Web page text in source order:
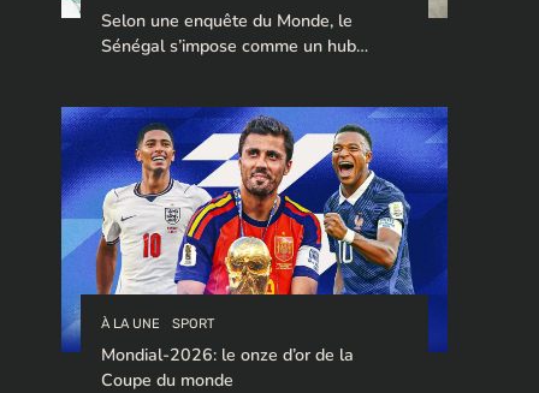
Selon une enquête du Monde, le
Sénégal s’impose comme un hub
À LA UNE SPORT
Mondial-2026: le onze d’or de la
Coupe du monde